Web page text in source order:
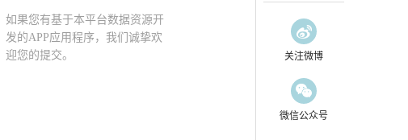
如果您有基于本平台数据资源开
发的APP应用程序，我们诚挚欢
迎您的提交。
关注微博
微信公众号